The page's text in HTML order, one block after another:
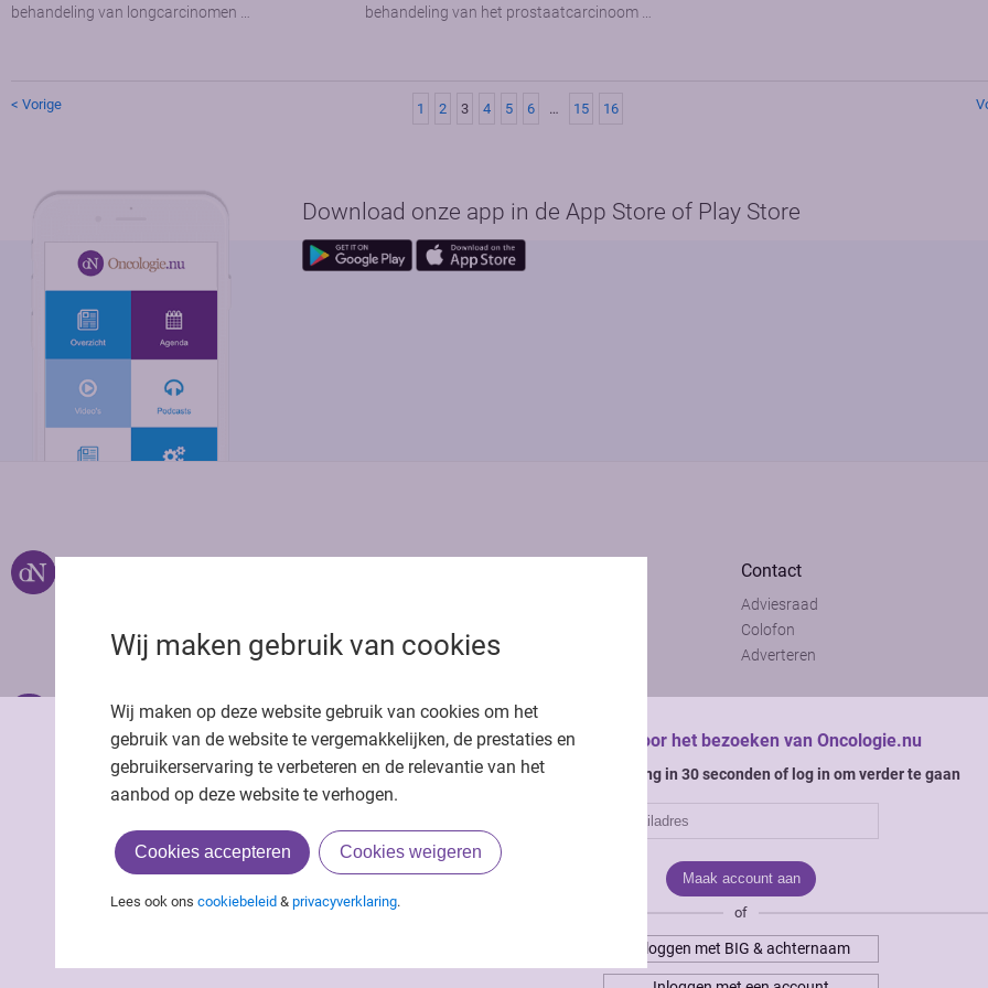
Wij maken gebruik van cookies
Wij maken op deze website gebruik van cookies om het
gebruik van de website te vergemakkelijken, de prestaties en
gebruikerservaring te verbeteren en de relevantie van het
aanbod op deze website te verhogen.
Cookies accepteren Cookies weigeren
Lees ook ons cookiebeleid & privacyverklaring.
Bedankt voor het bezoeken van Oncologie.nu
Krijg gratis toegang in 30 seconden of log in om verder te gaan
of
Inloggen met BIG & achternaam
behandeling van longcarcinomen …
behandeling van het prostaatcarcinoom …
< Vorige 1 2 3 4 5 6 … 15 16
Download onze app in de App Store of Play Store
Privacy statement
Cookie statement
Richtlijnen
Contact
Adviesraad
Colofon
Adverteren